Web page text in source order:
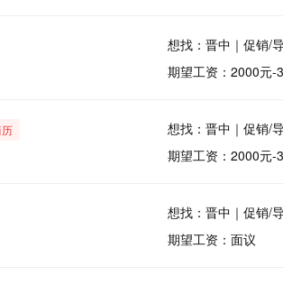
想找：晋中｜促销/
期望工资：2000元-
想找：晋中｜促销/
期望工资：2000元-
想找：晋中｜促销/
期望工资：面议